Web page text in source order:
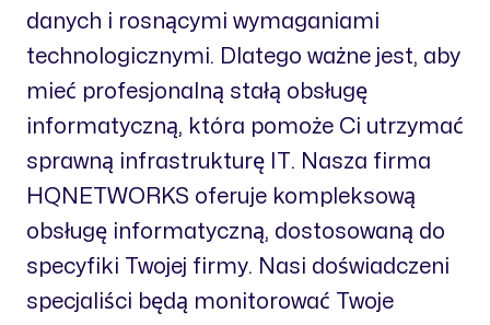
danych i rosnącymi wymaganiami
technologicznymi. Dlatego ważne jest, aby
mieć profesjonalną stałą obsługę
informatyczną, która pomoże Ci utrzymać
sprawną infrastrukturę IT. Nasza firma
HQNETWORKS oferuje kompleksową
obsługę informatyczną, dostosowaną do
specyfiki Twojej firmy. Nasi doświadczeni
specjaliści będą monitorować Twoje